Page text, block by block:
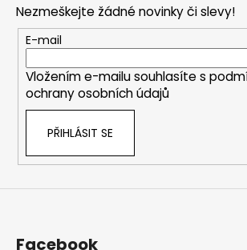
Nezmeškejte žádné novinky či slevy!
E-mail
Vložením e-mailu souhlasíte s
ochrany osobních údajů
PŘIHLÁSIT SE
Facebook